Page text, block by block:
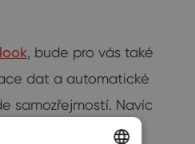
, bude pro vás také
dat a automatické
samozřejmostí. Navíc
s mnoha dalšími